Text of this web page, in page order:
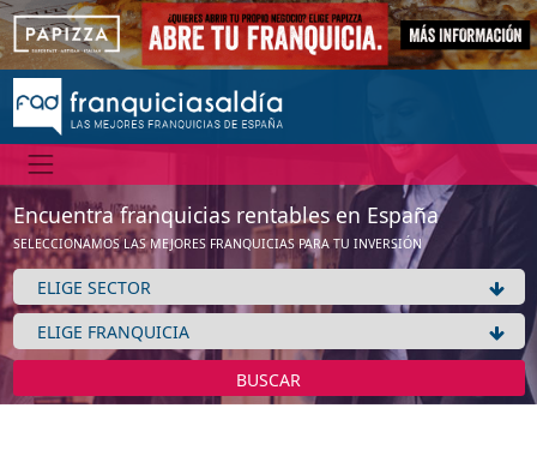
Encuentra franquicias rentables en España
SELECCIONAMOS LAS MEJORES FRANQUICIAS PARA TU INVERSIÓN
BUSCAR